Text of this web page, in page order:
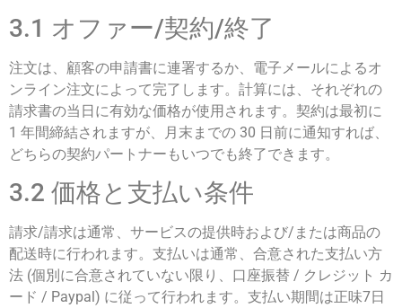
3.1 オファー/契約/終了
注文は、顧客の申請書に連署するか、電子メールによるオ
ンライン注文によって完了します。計算には、それぞれの
請求書の当日に有効な価格が使用されます。契約は最初に
1 年間締結されますが、月末までの 30 日前に通知すれば、
どちらの契約パートナーもいつでも終了できます。
3.2 価格と支払い条件
請求/請求は通常、サービスの提供時および/または商品の
配送時に行われます。支払いは通常、合意された支払い方
法 (個別に合意されていない限り、口座振替 / クレジット カ
ード / Paypal) に従って行われます。支払い期間は正味7日